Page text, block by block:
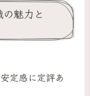
魅力と
定感に定評あ